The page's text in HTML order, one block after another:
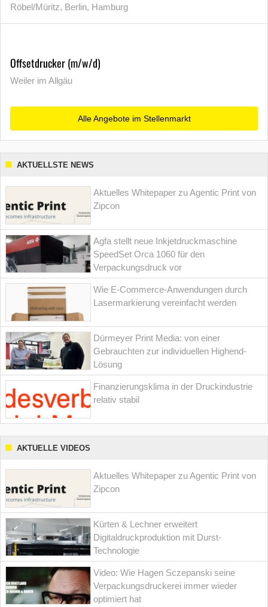
Röbel/Müritz, Berlin, Hamburg
Offsetdrucker (m/w/d)
Weiler im Allgäu
Alle Angebote im Stellenmarkt
AKTUELLSTE NEWS
Aktuelles Whitepaper zu Agentic Print von
Zipcon
Agfa stellt neue Inkjetdruckmaschine
SpeedSet Orca 1060 für den
Verpackungsdruck vor
Wie E-Commerce-Anwendungen durch
Lasermarkierung vereinfacht werden
Dürmeyer Print Media: von einer
Gebrauchten zur individuellen Highend-
Lösung
Finanzierungsklima in der Druckindustrie
relativ stabil
AKTUELLE VIDEOS
Aktuelles Whitepaper zu Agentic Print von
Zipcon
Kürten & Lechner erweitert
Digitaldruckproduktion mit Durst-
Technologie
Video: Wie Hagen Sczepanski seine
Verpackungsdruckerei immer wieder
optimiert hat